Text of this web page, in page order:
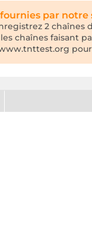
par notre
2
chaînes faisant